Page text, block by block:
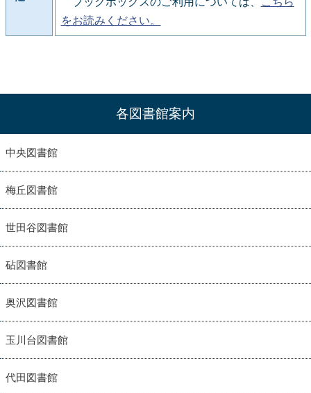
をお読みください。
各図書館案内
中央図書館
梅丘図書館
世田谷図書館
砧図書館
奥沢図書館
玉川台図書館
代田図書館